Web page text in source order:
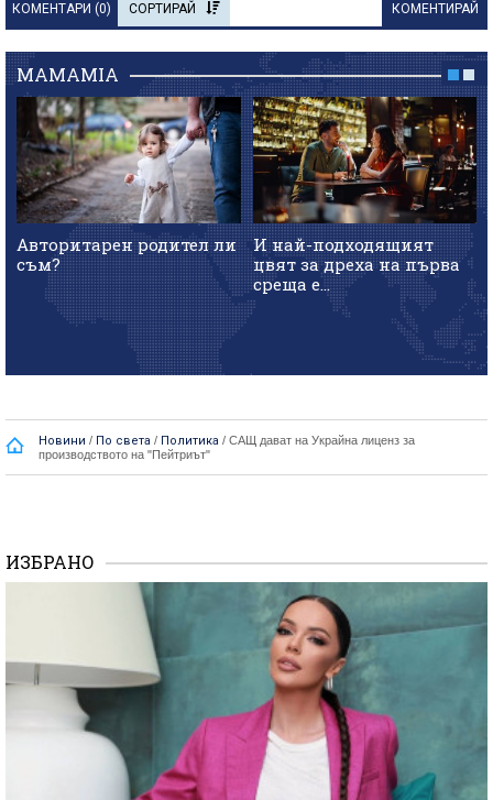
КОМЕНТАРИ (0) СОРТИРАЙ КОМЕНТИРАЙ
MAMAMIA
Авторитарен родител ли
съм?
И най-подходящият
цвят за дреха на първа
среща е...
Новини / По света / Политика / САЩ дават на Украйна лиценз за
производството на "Пейтриът"
ИЗБРАНО